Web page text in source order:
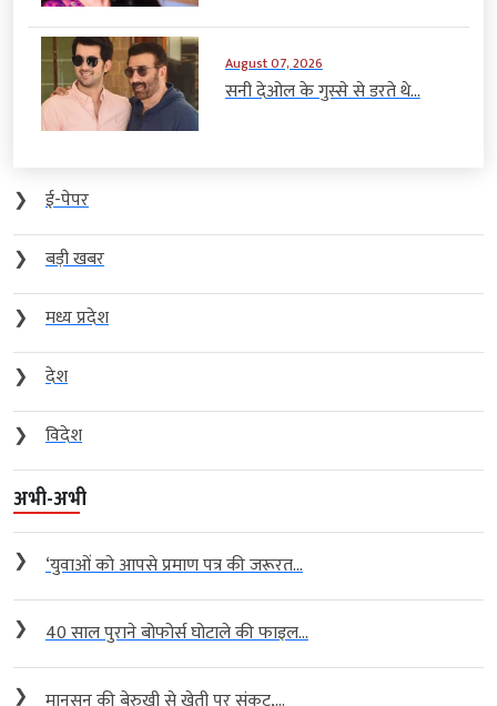
August 07, 2026
सनी देओल के गुस्से से डरते थे...
❯
ई-पेपर
❯
बड़ी खबर
❯
मध्य प्रदेश
❯
देश
❯
विदेश
अभी-अभी
❯ ‘युवाओं को आपसे प्रमाण पत्र की जरूरत...
❯ 40 साल पुराने बोफोर्स घोटाले की फाइल...
❯